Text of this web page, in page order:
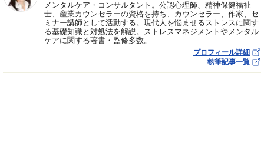
メンタルケア・コンサルタント。公認心理師、精神保健福祉
士、産業カウンセラーの資格を持ち、カウンセラー、作家、セ
ミナー講師として活動する。現代人を悩ませるストレスに関す
る基礎知識と対処法を解説。ストレスマネジメントやメンタル
ケアに関する著書・監修多数。
プロフィール詳細
執筆記事一覧